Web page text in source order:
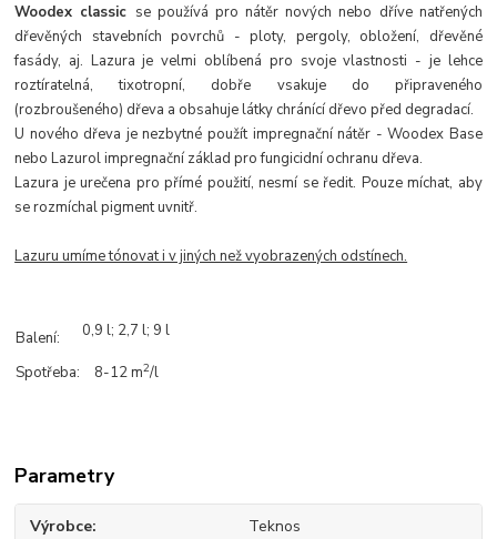
Woodex classic se používá pro nátěr nových nebo dříve natřených
dřevěných stavebních povrchů - ploty, pergoly, obložení, dřevěné
fasády, aj. Lazura je velmi oblíbená pro svoje vlastnosti - je lehce
roztíratelná, tixotropní, dobře vsakuje do připraveného
(rozbroušeného) dřeva a obsahuje látky chránící dřevo před degradací.
U nového dřeva je nezbytné použít impregnační nátěr - Woodex Base
nebo Lazurol impregnační základ pro fungicidní ochranu dřeva.
Lazura je urečena pro přímé použití, nesmí se ředit. Pouze míchat, aby
se rozmíchal pigment uvnitř.
Lazuru umíme tónovat i v jiných než vyobrazených odstínech.
Balení: 0,9 l; 2,7 l; 9 l
Spotřeba: 8-12 m2/l
Parametry
Výrobce Teknos